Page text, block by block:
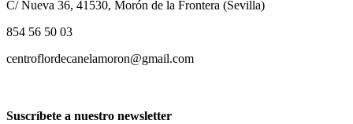
C/ Nueva 36, 41530, Morón de la Frontera (Sevilla)
854 56 50 03
centroflordecanelamoron@gmail.com
Suscríbete a nuestro newsletter